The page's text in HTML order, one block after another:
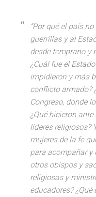
“Por qué el país
guerrillas y al
desde temprano y
¿Cuál fue el
impidieron y más
conflicto armado?
Congreso, dónde
¿Qué hicieron
líderes religiosos?
mujeres de la fe
para acompañar y
otros obispos y
religiosas y
educadores?